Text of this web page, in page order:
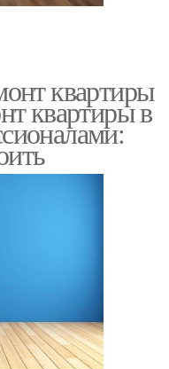
квартиры
квартиры в